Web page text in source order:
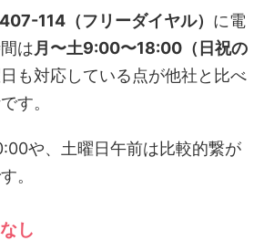
114（フリーダイヤル） に電
は月〜土9:00〜18:00（日祝の
も対応している点が他社と比べ
す。
や、土曜日午前は比較的繋が
。
し